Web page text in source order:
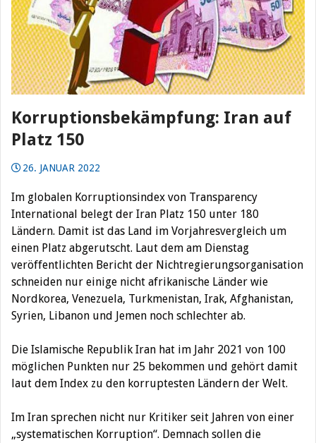
Korruptionsbekämpfung: Iran auf
Platz 150
26. JANUAR 2022
Im globalen Korruptionsindex von Transparency
International belegt der Iran Platz 150 unter 180
Ländern. Damit ist das Land im Vorjahresvergleich um
einen Platz abgerutscht. Laut dem am Dienstag
veröffentlichten Bericht der Nichtregierungsorganisation
schneiden nur einige nicht afrikanische Länder wie
Nordkorea, Venezuela, Turkmenistan, Irak, Afghanistan,
Syrien, Libanon und Jemen noch schlechter ab.
Die Islamische Republik Iran hat im Jahr 2021 von 100
möglichen Punkten nur 25 bekommen und gehört damit
laut dem Index zu den korruptesten Ländern der Welt.
Im Iran sprechen nicht nur Kritiker seit Jahren von einer
„systematischen Korruption“. Demnach sollen die